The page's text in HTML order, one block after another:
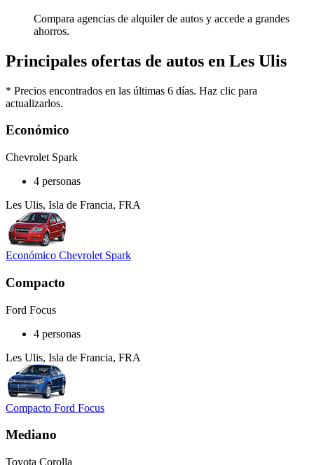
Compara agencias de alquiler de autos y accede a grandes
ahorros.
Principales ofertas de autos en Les Ulis
* Precios encontrados en las últimas 6 días. Haz clic para
actualizarlos.
Económico
Chevrolet Spark
4 personas
Les Ulis, Isla de Francia, FRA
Económico Chevrolet Spark
Compacto
Ford Focus
4 personas
Les Ulis, Isla de Francia, FRA
Compacto Ford Focus
Mediano
Toyota Corolla